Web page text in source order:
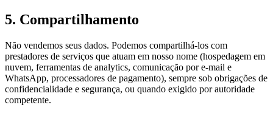
5. Compartilhamento
Não vendemos seus dados. Podemos compartilhá-los com
prestadores de serviços que atuam em nosso nome (hospedagem em
nuvem, ferramentas de analytics, comunicação por e-mail e
WhatsApp, processadores de pagamento), sempre sob obrigações de
confidencialidade e segurança, ou quando exigido por autoridade
competente.